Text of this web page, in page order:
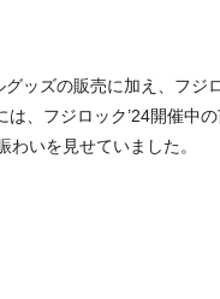
ッズの販売に加え、フジ
、フジロック’24開催中
いを見せていました。